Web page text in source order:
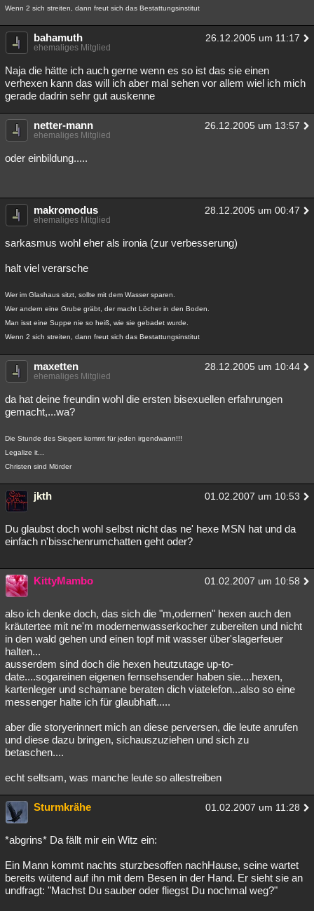
Wenn 2 sich streiten, dann freut sich das Bestattungsinstitut
bahamuth 26.12.2005 um 11:17
ehemaliges Mitglied
Naja die hätte ich auch gerne wenn es so ist das sie einen
verhexen kann das will ich aber mal sehen vor allem wiel ich mich
gerade dadrin sehr gut auskenne
netter-mann 26.12.2005 um 13:57
ehemaliges Mitglied
oder einbildung.....
makromodus 28.12.2005 um 00:47
ehemaliges Mitglied
sarkasmus wohl eher als ironia (zur verbesserung)
halt viel verarsche
Wer im Glashaus sitzt, sollte mit dem Wasser sparen.
Wer andern eine Grube gräbt, der macht Löcher in den Boden.
Man isst eine Suppe nie so heiß, wie sie gebadet wurde.
Wenn 2 sich streiten, dann freut sich das Bestattungsinstitut
maxetten 28.12.2005 um 10:44
ehemaliges Mitglied
da hat deine freundin wohl die ersten bisexuellen erfahrungen
gemacht,...wa?
Die Stunde des Siegers kommt für jeden irgendwann!!!
Legalize it...
Christen sind Mörder
jkth 01.02.2007 um 10:53
Du glaubst doch wohl selbst nicht das ne' hexe MSN hat und da
einfach n'bisschenrumchatten geht oder?
KittyMambo 01.02.2007 um 10:58
also ich denke doch, das sich die "m,odernen" hexen auch den
kräutertee mit ne'm modernenwasserkocher zubereiten und nicht
in den wald gehen und einen topf mit wasser über'slagerfeuer
halten...
ausserdem sind doch die hexen heutzutage up-to-
date....sogareinen eigenen fernsehsender haben sie....hexen,
kartenleger und schamane beraten dich viatelefon...also so eine
messenger halte ich für glaubhaft.....
aber die storyerinnert mich an diese perversen, die leute anrufen
und diese dazu bringen, sichauszuziehen und sich zu
betaschen....
echt seltsam, was manche leute so allestreiben
Sturmkrähe 01.02.2007 um 11:28
*abgrins* Da fällt mir ein Witz ein:
Ein Mann kommt nachts sturzbesoffen nachHause, seine wartet
bereits wütend auf ihn mit dem Besen in der Hand. Er sieht sie an
undfragt: "Machst Du sauber oder fliegst Du nochmal weg?"